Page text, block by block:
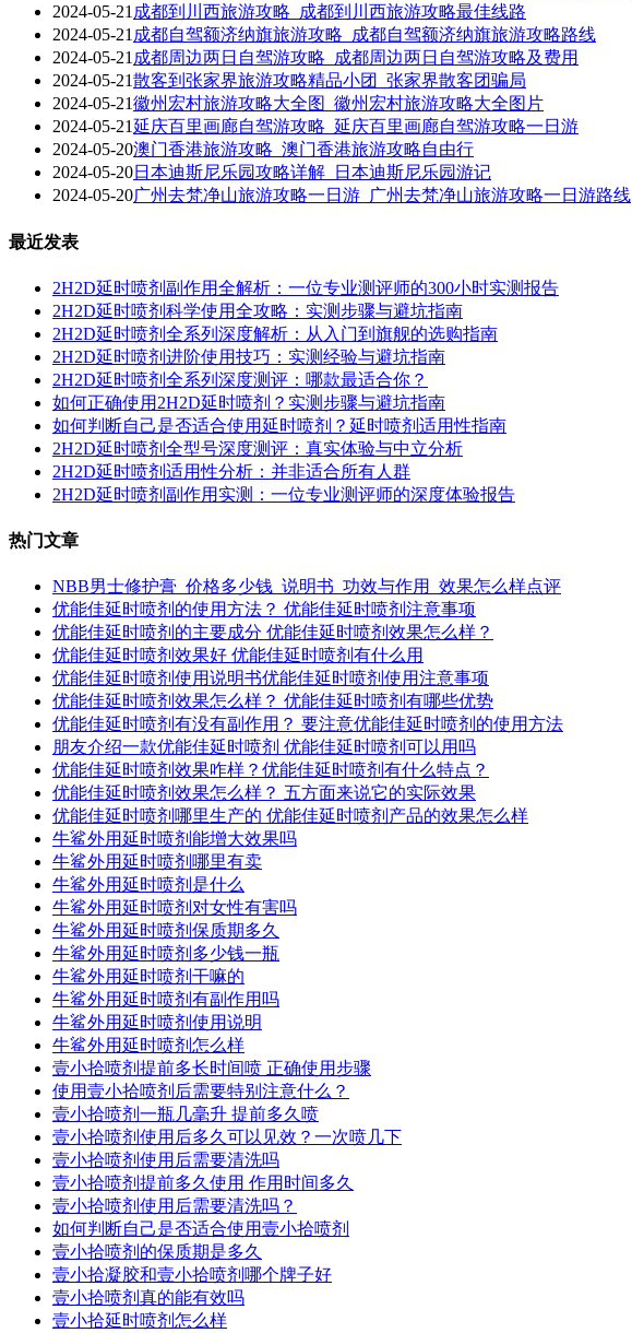
2024-05-21 成都到川西旅游攻略_成都到川西旅游攻略最佳线路
2024-05-21 成都自驾额济纳旗旅游攻略_成都自驾额济纳旗旅游攻略路线
2024-05-21 成都周边两日自驾游攻略_成都周边两日自驾游攻略及费用
2024-05-21散客到张家界旅游攻略精品小团_张家界散客团骗局
2024-05-21徽州宏村旅游攻略大全图_徽州宏村旅游攻略大全图片
2024-05-21延庆百里画廊自驾游攻略_延庆百里画廊自驾游攻略一日游
2024-05-20澳门香港旅游攻略_澳门香港旅游攻略自由行
2024-05-20日本迪斯尼乐园攻略详解_日本迪斯尼乐园游记
2024-05-20广州去梵净山旅游攻略一日游_广州去梵净山旅游攻略一日游路线
最近发表
2H2D延时喷剂副作用全解析：一位专业测评师的300小时实测报告
2H2D延时喷剂科学使用全攻略：实测步骤与避坑指南
2H2D延时喷剂全系列深度解析：从入门到旗舰的选购指南
2H2D延时喷剂进阶使用技巧：实测经验与避坑指南
2H2D延时喷剂全系列深度测评：哪款最适合你？
如何正确使用2H2D延时喷剂？实测步骤与避坑指南
如何判断自己是否适合使用延时喷剂？延时喷剂适用性指南
2H2D延时喷剂全型号深度测评：真实体验与中立分析
2H2D延时喷剂适用性分析：并非适合所有人群
2H2D延时喷剂副作用实测：一位专业测评师的深度体验报告
热门文章
NBB男士修护膏_价格多少钱_说明书_功效与作用_效果怎么样点评
优能佳延时喷剂的使用方法？ 优能佳延时喷剂注意事项
优能佳延时喷剂的主要成分 优能佳延时喷剂效果怎么样？
优能佳延时喷剂效果好 优能佳延时喷剂有什么用
优能佳延时喷剂使用说明书优能佳延时喷剂使用注意事项
优能佳延时喷剂效果怎么样？ 优能佳延时喷剂有哪些优势
优能佳延时喷剂有没有副作用？ 要注意优能佳延时喷剂的使用方法
朋友介绍一款优能佳延时喷剂 优能佳延时喷剂可以用吗
优能佳延时喷剂效果咋样？优能佳延时喷剂有什么特点？
优能佳延时喷剂效果怎么样？ 五方面来说它的实际效果
优能佳延时喷剂哪里生产的 优能佳延时喷剂产品的效果怎么样
牛鲨外用延时喷剂能增大效果吗
牛鲨外用延时喷剂哪里有卖
牛鲨外用延时喷剂是什么
牛鲨外用延时喷剂对女性有害吗
牛鲨外用延时喷剂保质期多久
牛鲨外用延时喷剂多少钱一瓶
牛鲨外用延时喷剂干嘛的
牛鲨外用延时喷剂有副作用吗
牛鲨外用延时喷剂使用说明
牛鲨外用延时喷剂怎么样
壹小拾喷剂提前多长时间喷 正确使用步骤
使用壹小拾喷剂后需要特别注意什么？
壹小拾喷剂一瓶几毫升 提前多久喷
壹小拾喷剂使用后多久可以见效？一次喷几下
壹小拾喷剂使用后需要清洗吗
壹小拾喷剂提前多久使用 作用时间多久
壹小拾喷剂使用后需要清洗吗？
如何判断自己是否适合使用壹小拾喷剂
壹小拾喷剂的保质期是多久
壹小拾凝胶和壹小拾喷剂哪个牌子好
壹小拾喷剂真的能有效吗
壹小拾延时喷剂怎么样